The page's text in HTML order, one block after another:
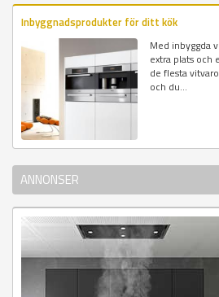
Inbyggnadsprodukter för ditt kök
Med inbyggda
extra plats och
de flesta
och du...
ANNONSER